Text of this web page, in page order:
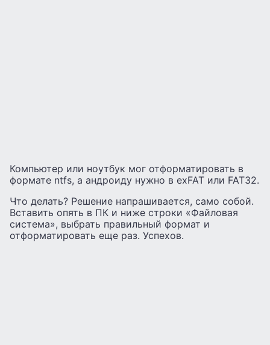
Компьютер или ноутбук мог отформатировать в
формате ntfs, а андроиду нужно в exFAT или FAT32.
Что делать? Решение напрашивается, само собой.
Вставить опять в ПК и ниже строки «Файловая
система», выбрать правильный формат и
отформатировать еще раз. Успехов.